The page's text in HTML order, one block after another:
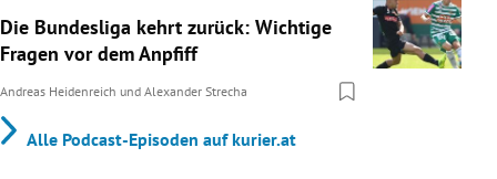
Die Bundesliga kehrt zurück: Wichtige
Fragen vor dem Anpfiff
Andreas Heidenreich und Alexander Strecha
Alle Podcast-Episoden auf kurier.at